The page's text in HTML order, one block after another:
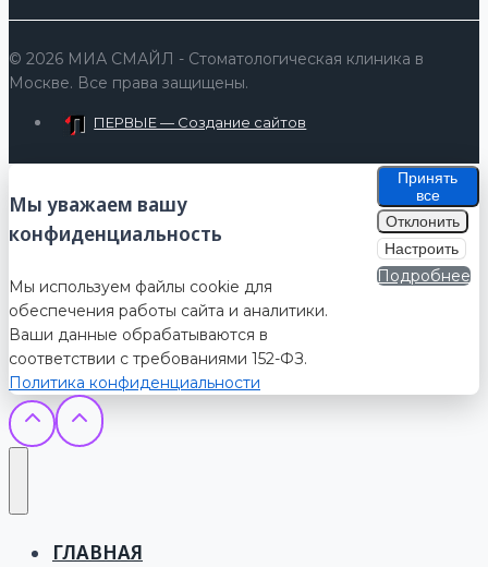
© 2026 МИА СМАЙЛ - Стоматологическая клиника в
Москве. Все права защищены.
ПЕРВЫЕ — Создание сайтов
Мы уважаем вашу
конфиденциальность
Мы используем файлы cookie для
обеспечения работы сайта и аналитики.
Ваши данные обрабатываются в
соответствии с требованиями 152-ФЗ.
Политика конфиденциальности
Принять
все
Отклонить
Настроить
Подробнее
ГЛАВНАЯ